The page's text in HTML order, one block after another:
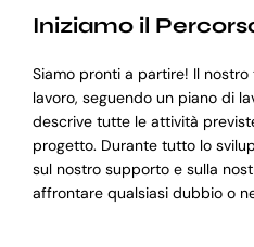
Iniziamo il
Siamo pronti a partire! Il
lavoro, seguendo un piano di
descrive tutte le attività
progetto. Durante tutto lo
sul nostro supporto e sulla
affrontare qualsiasi dubbio o